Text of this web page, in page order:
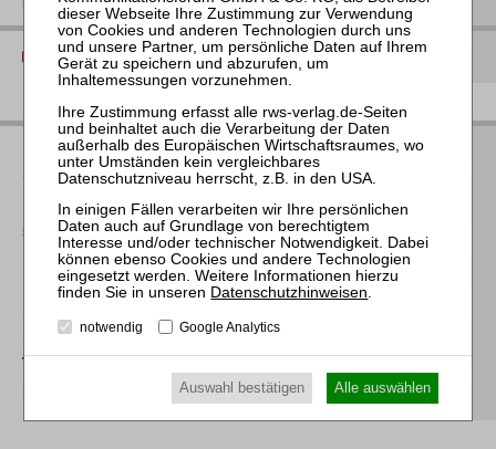
Diese Seite drucken
Ihre Ansprechpartnerin
Für Informationen zu unseren Veranstaltungen wenden Sie
sich bitte an unser Seminarteam. Erste Fragen beanworten wir
Ihnen gerne bereitshier.
Seminarorganisation
T
seminar@rws-verlag.de
Datenschutzhinweisen.
notwendig Google Analytics
Auswahl bestätigen Alle auswählen